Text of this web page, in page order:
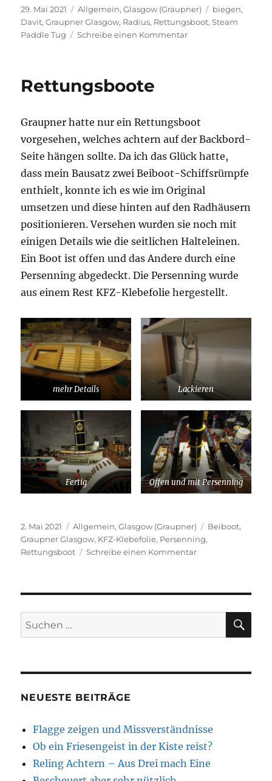
Veröffentlicht
am
29. Mai 2021 Kategorien
Allgemein,Glasgow (Graupner) Schlagwörter
biegen,
Davit,Graupner Glasgow, Radius, Rettungsboot,Steam
Paddle Tug
Schreibe einen Kommentarzu
Rettungsboote
Graupner hatte nur ein Rettungsboot
vorgesehen, welches achtern auf der Backbord-
Seite hängen sollte. Da ich das Glück hatte,
dass mein Bausatz zwei Beiboot-Schiffsrümpfe
enthielt, konnte ich es wie im Original
umsetzen und diese hinten auf den Radhäusern
positionieren. Versehen wurden sie noch mit
einigen Details wie die seitlichen Halteleinen.
Ein Boot ist offen und das Andere durch eine
Persenning abgedeckt. Die Persenning wurde
aus einem Rest KFZ-Klebefolie hergestellt.
mehr Details Lackieren
Fertig Offen und mit Persenning
Veröffentlicht
am
2. Mai 2021 Kategorien
Allgemein,Glasgow (Graupner) Schlagwörter
Beiboot,
Graupner Glasgow, KFZ-Klebefolie, Persenning,
Rettungsboot
Schreibe einen Kommentarzu
Suchen
nach:
NEUESTE BEITRÄGE
Flagge zeigen und Missverständnisse
Ob ein Friesengeist in der Kiste reist?
Reling Achtern – Aus Drei mach Eine